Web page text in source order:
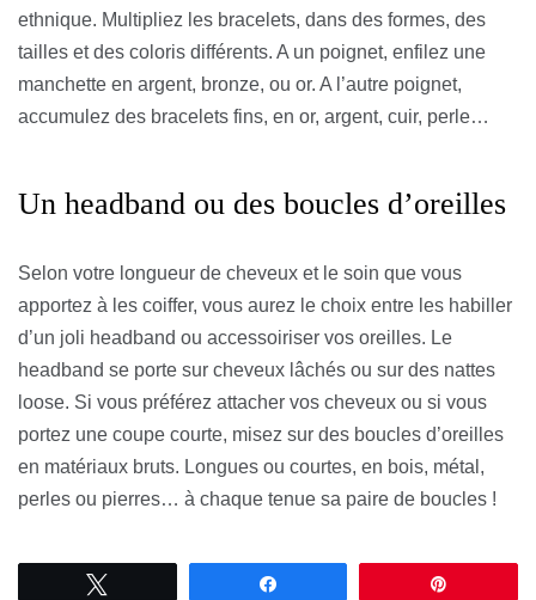
ethnique. Multipliez les bracelets, dans des formes, des
tailles et des coloris différents. A un poignet, enfilez une
manchette en argent, bronze, ou or. A l’autre poignet,
accumulez des bracelets fins, en or, argent, cuir, perle…
Un headband ou des boucles d’oreilles
Selon votre longueur de cheveux et le soin que vous
apportez à les coiffer, vous aurez le choix entre les habiller
d’un joli headband ou accessoiriser vos oreilles. Le
headband se porte sur cheveux lâchés ou sur des nattes
loose. Si vous préférez attacher vos cheveux ou si vous
portez une coupe courte, misez sur des boucles d’oreilles
en matériaux bruts. Longues ou courtes, en bois, métal,
perles ou pierres… à chaque tenue sa paire de boucles !